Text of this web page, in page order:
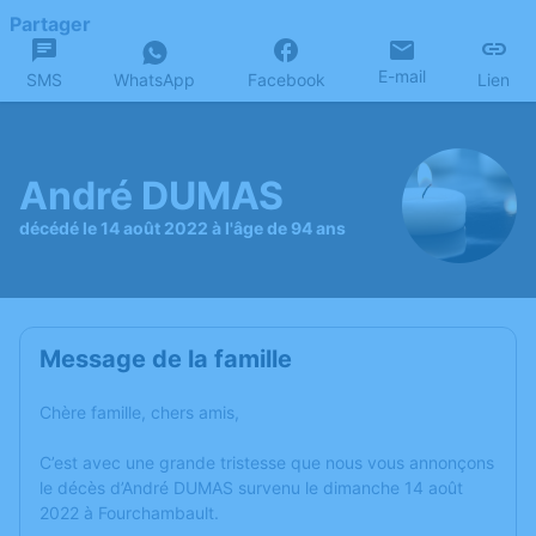
Partager
SMS WhatsApp Facebook E-mail Lien
André DUMAS
décédé le 14 août 2022 à l'âge de 94 ans
Message de la famille
Chère famille, chers amis,
C’est avec une grande tristesse que nous vous annonçons
le décès d’André DUMAS survenu le dimanche 14 août
2022 à Fourchambault.